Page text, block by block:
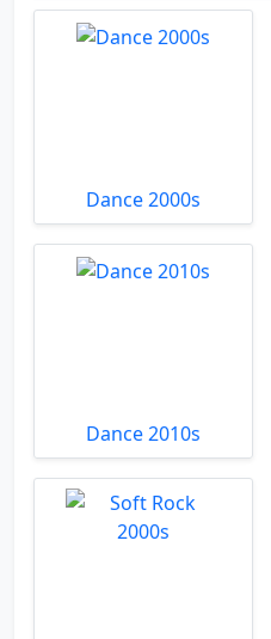
Dance 2000s
Dance 2010s